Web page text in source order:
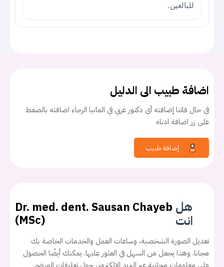
يجب عليك تسجيل الدخول حتى يمكنك طرح سؤال.
تسجيل الدخول
للبالغين.
اضافة طبيب الى الدليل
في حال فاتنا إضافته أي دكتور عربي في المانيا الرجاء اضافته بالضغط
على زر اضافة ادناه
هل
انت
Dr. med. dent. Sausan Chayeb
(MSc)
تعديل الصورة الشخصية، وساعات العمل والخدمات الخاصة بك
مجانا. وهذا يجعل من السهل في العثور عليها. يمكنك أيضًا الحصول